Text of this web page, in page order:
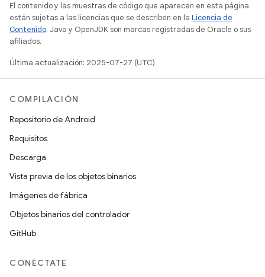
El contenido y las muestras de código que aparecen en esta página
están sujetas a las licencias que se describen en la Licencia de
Contenido. Java y OpenJDK son marcas registradas de Oracle o sus
afiliados.
Última actualización: 2025-07-27 (UTC)
COMPILACIÓN
Repositorio de Android
Requisitos
Descarga
Vista previa de los objetos binarios
Imágenes de fábrica
Objetos binarios del controlador
GitHub
CONÉCTATE